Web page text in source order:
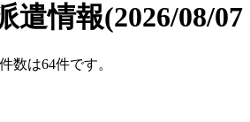
遣情報(2026/08/
数は64件です。